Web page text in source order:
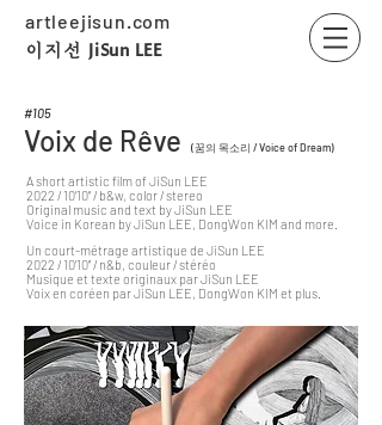
artleejisun.com
​이지선 JiSun LEE
Voix de Rêve (꿈의 목소리 / Voice of Dream)
#105
A short artistic film of JiSun LEE
2022 / 10’10’’ / b&w, color / stereo
Original music and text by JiSun LEE
Voice in Korean by JiSun LEE, DongWon KIM and more.
Un court-métrage artistique de JiSun LEE
2022 / 10’10’’ / n&b, couleur / stéréo
Musique et texte originaux par JiSun LEE
Voix en coréen par JiSun LEE, DongWon KIM et plus.